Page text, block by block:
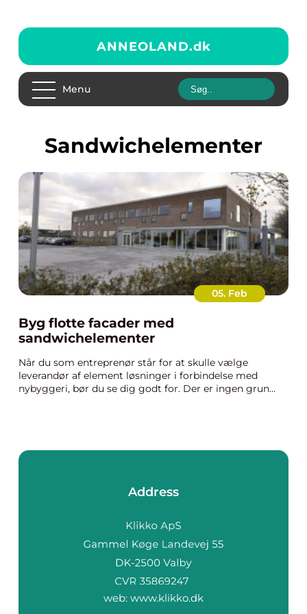
ANNEOLAND.dk
Menu
Sandwichelementer
05. Feb
Byg flotte facader med
sandwichelementer
Når du som entreprenør står for at skulle vælge
leverandør af element løsninger i forbindelse med
nybyggeri, bør du se dig godt for. Der er ingen grun...
Address
web: www.klikko.dk